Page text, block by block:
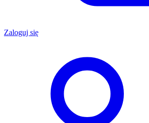
Zaloguj się